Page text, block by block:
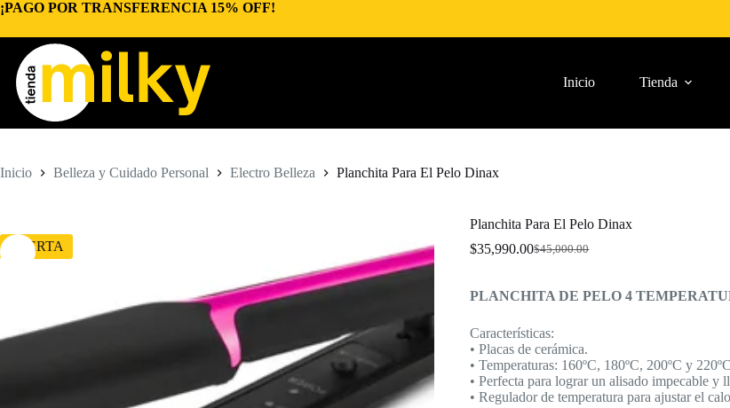
Saltar
contenido
¡PAGO POR TRANSFERENCIA 15% OFF!
Inicio Tienda
Inicio Belleza y Cuidado Personal Electro Belleza Planchita Para El Pelo Dinax
OFERTA
Planchita Para El Pelo Dinax
$45,000.00
El
original
era:
$35,990.00El
actual
es:
PLANCHITA DE PELO 4
Características:
• Placas de cerámica.
• Temperaturas: 160ºC, 180ºC, 200ºC y
• Perfecta para lograr un alisado impecable y
• Regulador de temperatura para ajustar el